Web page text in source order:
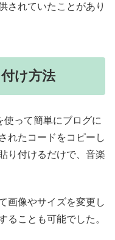
されていたことがあり
け方法
って簡単にブログに
れたコードをコピーし
り付けるだけで、音楽
画像やサイズを変更し
ることも可能でした。